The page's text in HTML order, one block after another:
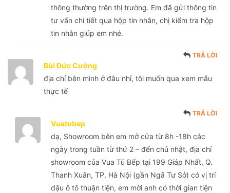
thông thường trên thị trường. Em đã gửi thông tin
tư vấn chi tiết qua hộp tin nhắn, chị kiểm tra hộp
tin nhắn giúp em nhé.
Bùi Đức Cường
TRẢ LỜI
địa chỉ bên mình ở đâu nhỉ, tôi muốn qua xem mẫu
thực tế
Vuatubep
TRẢ LỜI
dạ, Showroom bên em mở cửa từ 8h -18h các
ngày trong tuần từ thứ 2 – đến chủ nhật, địa chỉ
showroom của Vua Tủ Bếp tại 199 Giáp Nhất, Q.
Thanh Xuân, TP. Hà Nội (gần Ngã Tư Sở) có vị trí
đậu ô tô thuận tiện, em mời anh có thời gian tiện